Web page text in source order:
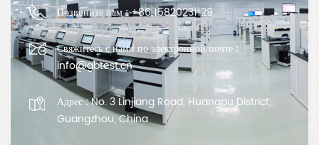
Позвоните нам :+86 15820231129
Свяжитесь с нами по электронной почте :
info@gbtest.cn
Адрес :No. 3 Linjiang Road, Huangpu District,
Guangzhou, China